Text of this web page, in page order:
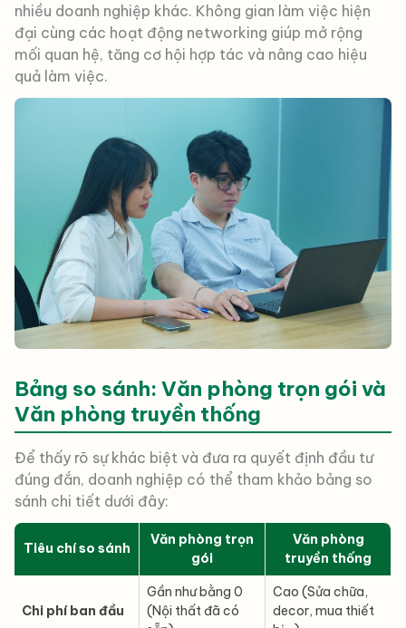
nhiều doanh nghiệp khác. Không gian làm việc hiện
đại cùng các hoạt động networking giúp mở rộng
mối quan hệ, tăng cơ hội hợp tác và nâng cao hiệu
quả làm việc.
Bảng so sánh: Văn phòng trọn gói và
Văn phòng truyền thống
Để thấy rõ sự khác biệt và đưa ra quyết định đầu tư
đúng đắn, doanh nghiệp có thể tham khảo bảng so
sánh chi tiết dưới đây:
Tiêu chí so sánh
Văn phòng trọn
gói
Văn phòng
truyền thống
Chi phí ban đầu
Gần như bằng 0
(Nội thất đã có
Cao (Sửa chữa,
decor, mua thiết